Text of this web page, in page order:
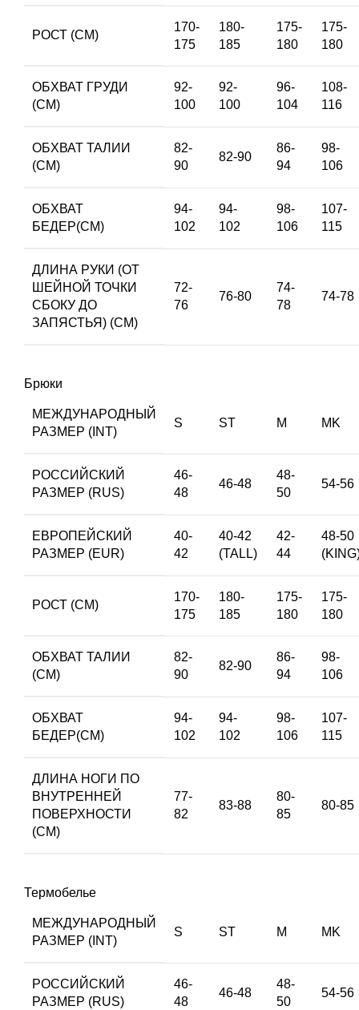
РОСТ (СМ)
170-
175
180-
185
175-
180
175-
180
ОБХВАТ ГРУДИ
(СМ)
92-
100
92-
100
96-
104
108-
116
ОБХВАТ ТАЛИИ
(СМ)
82-
90
82-90
86-
94
98-
106
ОБХВАТ
БЕДЕР(СМ)
94-
102
94-
102
98-
106
107-
115
ДЛИНА РУКИ (ОТ
ШЕЙНОЙ ТОЧКИ
СБОКУ ДО
ЗАПЯСТЬЯ) (СМ)
72-
76
76-80
74-
78
74-78
Брюки
МЕЖДУНАРОДНЫЙ
РАЗМЕР (INT)
S ST M MK
РОССИЙСКИЙ
РАЗМЕР (RUS)
46-
48
46-48
48-
50
54-56
ЕВРОПЕЙСКИЙ
РАЗМЕР (EUR)
40-
42
40-42
(TALL)
42-
44
48-50
РОСТ (СМ)
170-
175
180-
185
175-
180
175-
180
ОБХВАТ ТАЛИИ
(СМ)
82-
90
82-90
86-
94
98-
106
ОБХВАТ
БЕДЕР(СМ)
94-
102
94-
102
98-
106
107-
115
ДЛИНА НОГИ ПО
ВНУТРЕННЕЙ
ПОВЕРХНОСТИ
(СМ)
77-
82
83-88
80-
85
80-85
Термобелье
МЕЖДУНАРОДНЫЙ
РАЗМЕР (INT)
S ST M MK
РОССИЙСКИЙ
РАЗМЕР (RUS)
46-
48
46-48
48-
50
54-56